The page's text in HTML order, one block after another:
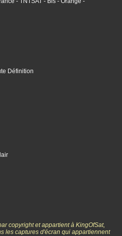
Définition
copyright et appartient à KingOfSat,
les captures d'écran qui appartiennent